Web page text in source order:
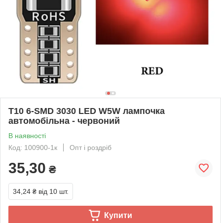
T10 6-SMD 3030 LED W5W лампочка
автомобільна - червоний
В наявності
Код: 100900-1к
Опт і роздріб
35,30 ₴
34,24 ₴ від 10 шт.
Купити